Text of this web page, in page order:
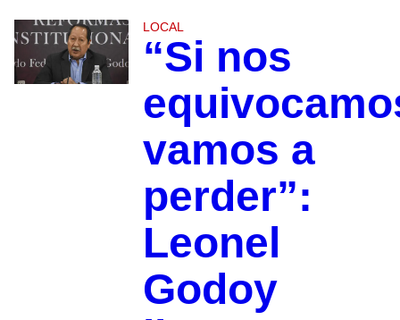
LOCAL
“Si nos
vamos a
perder”:
Leonel
Godoy